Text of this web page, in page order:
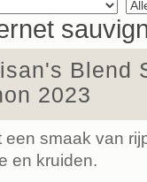
Blend
2023
een smaak van
en kruiden.